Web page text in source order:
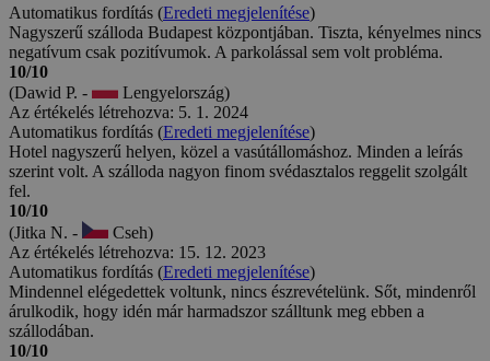
Automatikus fordítás (Eredeti megjelenítése)
Nagyszerű szálloda Budapest központjában. Tiszta, kényelmes nincs
negatívum csak pozitívumok. A parkolással sem volt probléma.
10/10
(Dawid P. -
Lengyelország)
Az értékelés létrehozva: 5. 1. 2024
Automatikus fordítás (Eredeti megjelenítése)
Hotel nagyszerű helyen, közel a vasútállomáshoz. Minden a leírás
szerint volt. A szálloda nagyon finom svédasztalos reggelit szolgált
fel.
10/10
(Jitka N. -
Cseh)
Az értékelés létrehozva: 15. 12. 2023
Automatikus fordítás (Eredeti megjelenítése)
Mindennel elégedettek voltunk, nincs észrevételünk. Sőt, mindenről
árulkodik, hogy idén már harmadszor szálltunk meg ebben a
szállodában.
10/10